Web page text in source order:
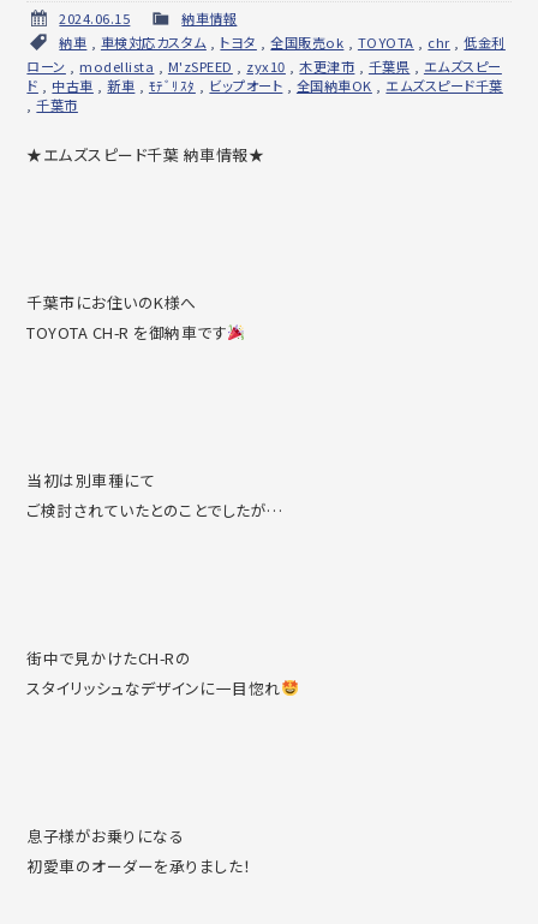
2024.06.15
納車情報
納車
車検対応カスタム トヨタ ,全国販売ok TOYOTA chr,低金利
ローン
modellista M'zSPEED zyx10 ,木更津市 千葉県
エムズスピー
ド
中古車 ,新車 ﾓﾃﾞﾘｽﾀ ビップオート 全国納車OK
エムズスピード千葉
,千葉市
★エムズスピード千葉 納車情報★
千葉市にお住いのK様へ
TOYOTA CH-R を御納車です
当初は別車種にて
ご検討されていたとのことでしたが…
街中で見かけたCH-Rの
スタイリッシュなデザインに一目惚れ
息子様がお乗りになる
初愛車のオーダーを承りました！